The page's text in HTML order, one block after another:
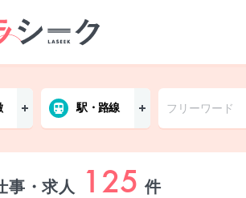
駅・路線
事・求人 125 件